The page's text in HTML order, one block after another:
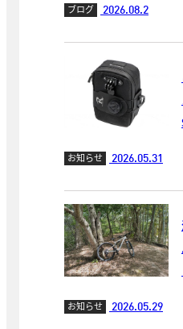
ブログ 2026.08.2
お知らせ 2026.05.31
お知らせ 2026.05.29